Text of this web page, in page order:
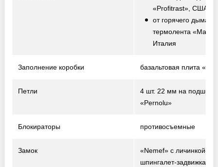
«Profitrast», США
от горячего дыма –
термолента
Италия
Заполнение коробки базальтовая плита
Петли
4 шт. 22 мм на
«Pernolu»
Блокираторы противосъемные
Замок
«Nemef» с личинкой-
шпингалет-задвижка